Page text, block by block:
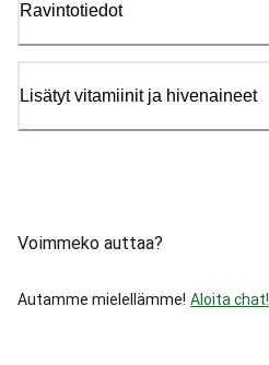
Ravintotiedot
Lisätyt vitamiinit ja hivenaineet
Voimmeko auttaa?
Autamme mielellämme! Aloita chat!